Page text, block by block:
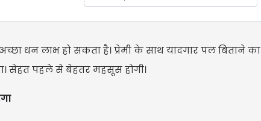
धन लाभ हो सकता है। प्रेमी के साथ यादगार पल बिताने का
सेहत पहले से बेहतर महसूस होगी।